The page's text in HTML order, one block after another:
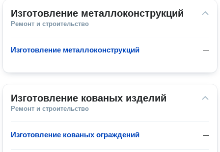
Изготовление металлоконструкций
Ремонт и строительство
—
Изготовление металлоконструкций
Изготовление кованых изделий
Ремонт и строительство
—
Изготовление кованых ограждений